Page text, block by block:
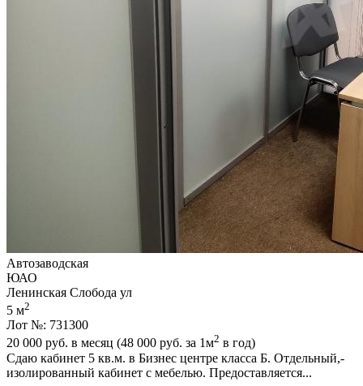
Автозаводская
ЮАО
Ленинская Слобода ул
5 м2
Лот №: 731300
20 000 руб. в месяц (48 000 руб. за 1м2 в год)
Сдаю кабинет 5 кв.м. в Бизнес центре класса Б. Отдельный,­
изолированный кабинет с мебелью. Предоставляется...